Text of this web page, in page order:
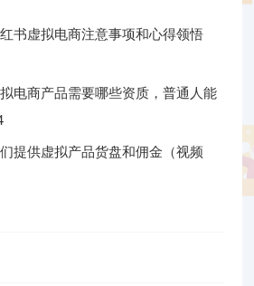
书虚拟电商注意事项和心得领悟
电商产品需要哪些资质，普通人能
提供虚拟产品货盘和佣金（视频